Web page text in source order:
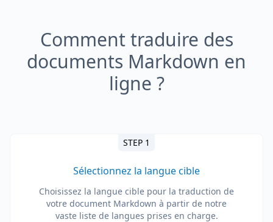
Comment traduire des
documents Markdown en
ligne ?
STEP 1
Sélectionnez la langue cible
Choisissez la langue cible pour la traduction de
votre document Markdown à partir de notre
vaste liste de langues prises en charge.